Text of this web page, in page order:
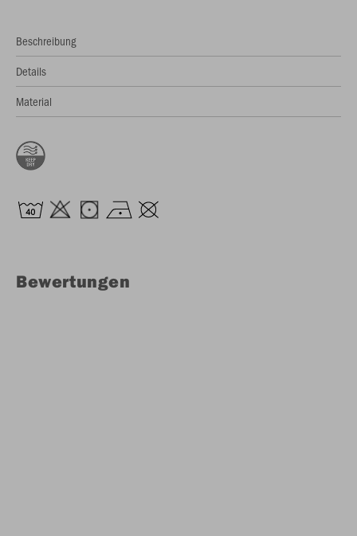
Beschreibung
Details
Material
Bewertungen